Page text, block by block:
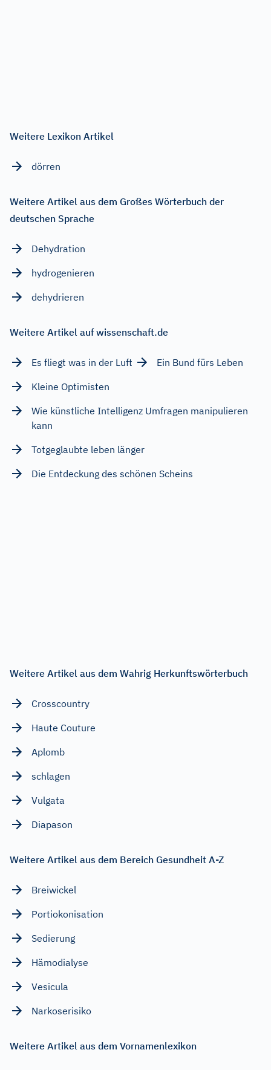
Weitere Lexikon Artikel
dörren
Weitere Artikel aus dem Großes Wörterbuch der
deutschen Sprache
Dehydration
hydrogenieren
dehydrieren
Weitere Artikel auf wissenschaft.de
Es fliegt was in der Luft
Ein Bund fürs Leben
Kleine Optimisten
Wie künstliche Intelligenz Umfragen manipulieren
kann
Totgeglaubte leben länger
Die Entdeckung des schönen Scheins
Weitere Artikel aus dem Wahrig Herkunftswörterbuch
Crosscountry
Haute Couture
Aplomb
schlagen
Vulgata
Diapason
Weitere Artikel aus dem Bereich Gesundheit A-Z
Breiwickel
Portiokonisation
Sedierung
Hämodialyse
Vesicula
Narkoserisiko
Weitere Artikel aus dem Vornamenlexikon